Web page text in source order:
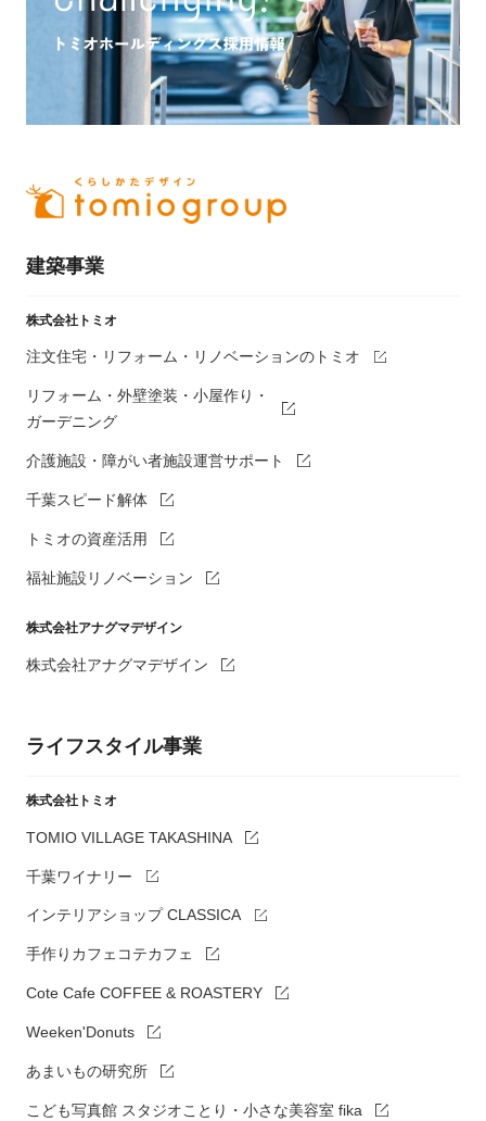
建築事業
株式会社トミオ
注文住宅・リフォーム・リノベーションのトミオ
リフォーム・外壁塗装・小屋作り・
ガーデニング
介護施設・障がい者施設運営サポート
千葉スピード解体
トミオの資産活用
福祉施設リノベーション
株式会社アナグマデザイン
株式会社アナグマデザイン
ライフスタイル事業
株式会社トミオ
TOMIO VILLAGE TAKASHINA
千葉ワイナリー
インテリアショップ CLASSICA
手作りカフェコテカフェ
Cote Cafe COFFEE & ROASTERY
Weeken'Donuts
あまいもの研究所
こども写真館 スタジオことり・小さな美容室 fika